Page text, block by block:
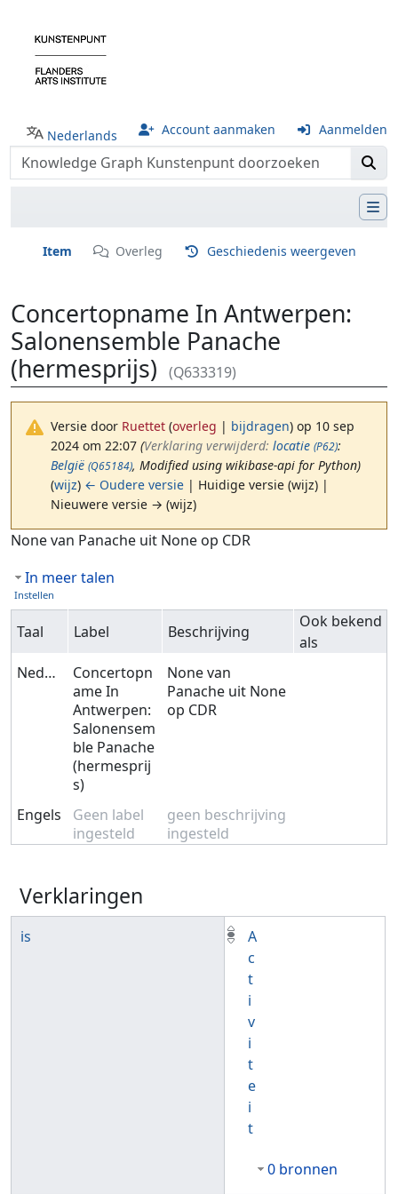
Nederlands Account aanmaken Aanmelden
Item Overleg Geschiedenis weergeven
Concertopname In Antwerpen:
Salonensemble Panache
(hermesprijs)
(Q633319)
Versie door Ruettet (overleg | bijdragen) op 10 sep
2024 om 22:07 (‎Verklaring verwijderd: locatie (P62):
België (Q65184), Modified using wikibase-api for Python)
(wijz) ← Oudere versie | Huidige versie (wijz) |
Nieuwere versie → (wijz)
Ga naar:navigatie,zoeken
None van Panache uit None op CDR
In meer talen
Instellen
Taal Label Beschrijving
Ook bekend
als
Nederlands
Concertopn
ame In
Antwerpen:
Salonensem
ble Panache
(hermesprij
s)
None van
Panache uit None
op CDR
Engels
Geen label
ingesteld
geen beschrijving
ingesteld
Verklaringen
is
A
c
t
i
v
i
t
e
i
t
0 bronnen